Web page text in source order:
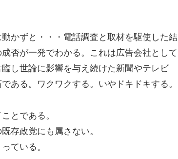
かずと・・・電話調査と取材を駆使した結
否が一発でわかる。これは広告会社として
し世論に影響を与え続けた新聞やテレビ
ある。ワクワクする。いやドキドキする。
とである。
存政党にも属さない。
ている。